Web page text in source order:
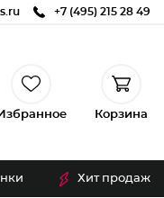
+7 (495) 215 28 49
Избранное Корзина
Хит продаж